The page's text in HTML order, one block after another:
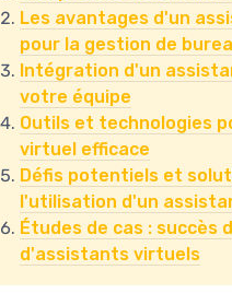
Les avantages d'un
pour la gestion de
Intégration d'un
votre équipe
Outils et technologies
virtuel efficace
Défis potentiels et
l'utilisation d'un
Études de cas : succès
d'assistants virtuels